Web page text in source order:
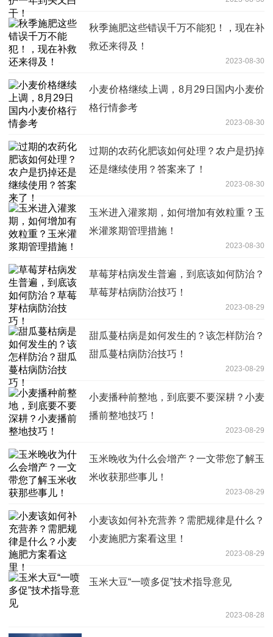
秋季施肥这些错误千万不能犯！，现在补
救还来得及！
2023-08-30
小麦价格继续上调，8月29日国内小麦价
格行情参考
2023-08-30
过期的农药化肥该如何处理？农户是扔掉
还是继续使用？答案来了！
2023-08-30
玉米进入灌浆期，如何增加有效粒重？玉
米灌浆期管理措施！
2023-08-30
草莓芽枯病发生普遍，到底该如何防治？
草莓芽枯病防治技巧！
2023-08-29
甜瓜蔓枯病是如何发生的？该怎样防治？
甜瓜蔓枯病防治技巧！
2023-08-29
小麦播种前整地，到底要不要深耕？小麦
播前整地技巧！
2023-08-29
玉米晚收为什么会增产？一文带您了解玉
米收获那些事儿！
2023-08-29
小麦该如何补充营养？需肥规律是什么？
小麦施肥方案看这里！
2023-08-29
玉米大豆“一喷多促”技术指导意见
2023-08-28